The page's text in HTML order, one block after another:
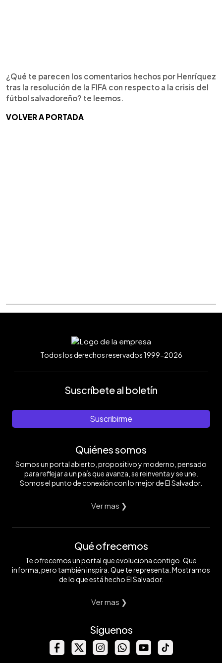
¿Qué te parecen los comentarios hechos por Henríquez
tras la resolución de la FIFA con respecto a la crisis del
fútbol salvadoreño? te leemos.
VOLVER A PORTADA
Todos los derechos reservados 1999-2026
Suscríbete al boletín
Suscribirme
Quiénes somos
Somos un portal abierto, propositivo y moderno, pensado
para reflejar a un país que avanza, se reinventa y se une.
Somos el punto de conexión con lo mejor de El Salvador.
Ver mas ❯
Qué ofrecemos
Te ofrecemos un portal que evoluciona contigo. Que
informa, pero también inspira. Que te representa. Mostramos
de lo que está hecho El Salvador.
Ver mas ❯
Síguenos